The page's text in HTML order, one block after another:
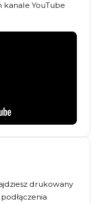
kanale YouTube
drukowany